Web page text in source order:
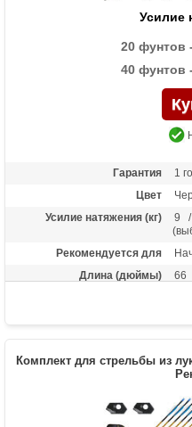
Усилие
20 фунтов -
40 фунтов -
Гарантия
1
Цвет
Усилие натяжения (кг)
9 /
Рекомендуется для
Длина (дюймы)
66
Масса (кг)
1.3
Назначение
Комплект для стрельбы из